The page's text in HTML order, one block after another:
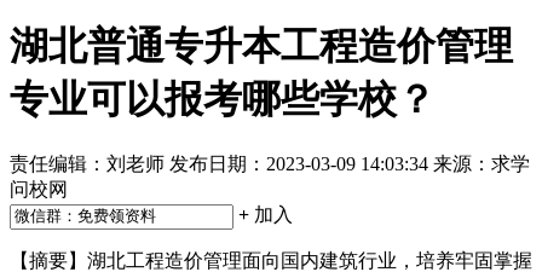
湖北普通专升本工程造价管理
专业可以报考哪些学校？
责任编辑：刘老师 发布日期：2023-03-09 14:03:34 来源：求学
问校网
+ 加入
【摘要】湖北工程造价管理面向国内建筑行业，培养牢固掌握